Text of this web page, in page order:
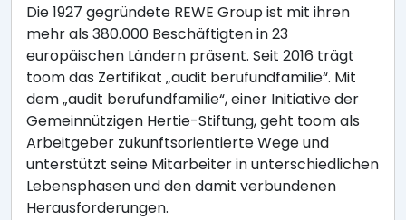
Die 1927 gegründete REWE Group ist mit ihren
mehr als 380.000 Beschäftigten in 23
europäischen Ländern präsent. Seit 2016 trägt
toom das Zertifikat „audit berufundfamilie“. Mit
dem „audit berufundfamilie“, einer Initiative der
Gemeinnützigen Hertie-Stiftung, geht toom als
Arbeitgeber zukunftsorientierte Wege und
unterstützt seine Mitarbeiter in unterschiedlichen
Lebensphasen und den damit verbundenen
Herausforderungen.